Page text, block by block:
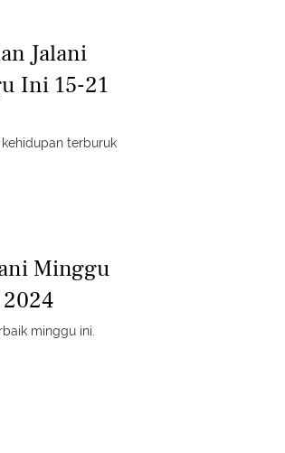
Jalani
Ini 15-21
terburuk
Minggu
minggu ini.